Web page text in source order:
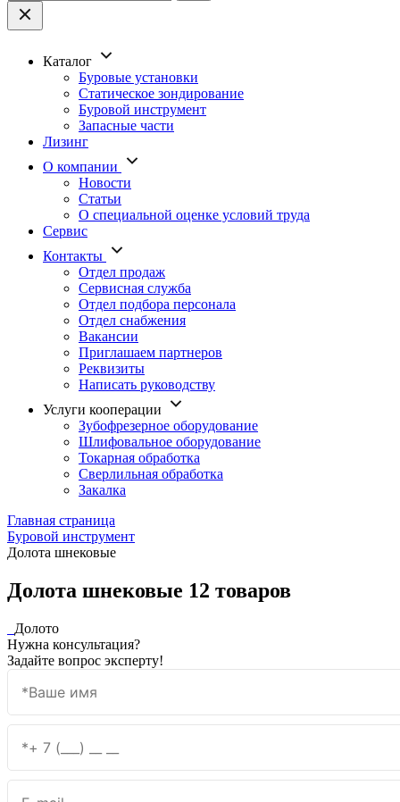
Каталог
Буровые установки
Статическое зондирование
Буровой инструмент
Запасные части
Лизинг
О компании
Новости
Статьи
О специальной оценке условий труда
Сервис
Контакты
Отдел продаж
Сервисная служба
Отдел подбора персонала
Отдел снабжения
Вакансии
Приглашаем партнеров
Реквизиты
Написать руководству
Услуги кооперации
Зубофрезерное оборудование
Шлифовальное оборудование
Токарная обработка
Cверлильная обработка
Закалка
Главная страница
Буровой инструмент
Долота шнековые
Долота шнековые 12 товаров
Долото
Нужна консультация?
Задайте вопрос эксперту!